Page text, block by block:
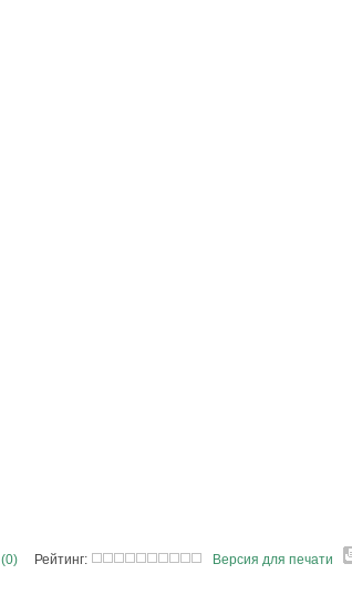
(0) Рейтинг: Версия для печати